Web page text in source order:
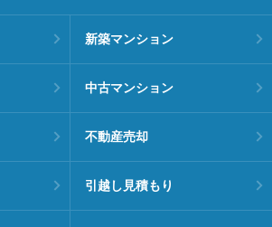
新築マンション
中古マンション
不動産売却
引越し見積もり